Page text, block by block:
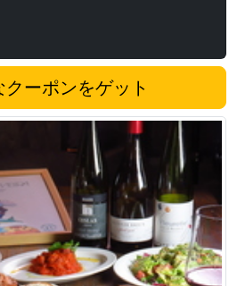
クーポンをゲット